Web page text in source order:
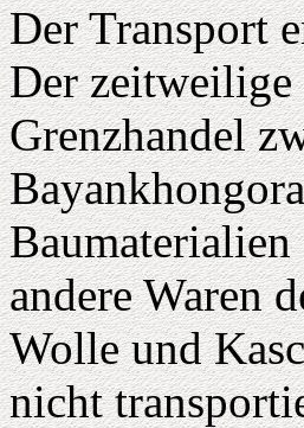
Der Transport
Der zeitweilige
Grenzhandel
andere Waren
Wolle und
nicht